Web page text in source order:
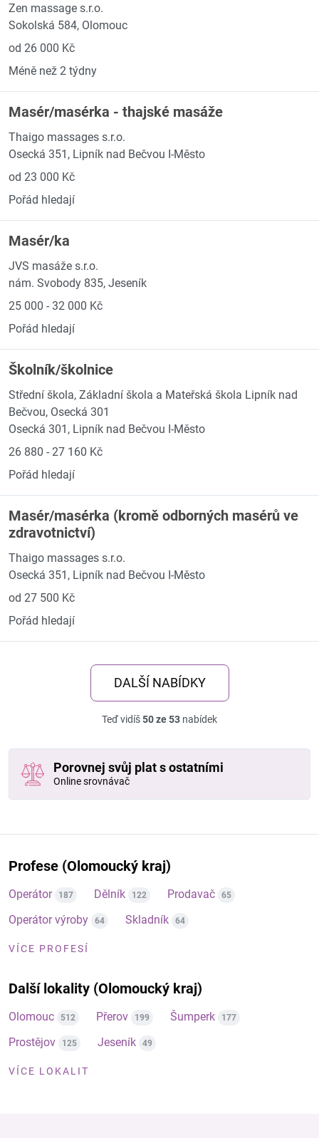
Zen massage s.r.o.
Sokolská 584, Olomouc
od 26 000 Kč
Méně než 2 týdny
Masér/masérka - thajské masáže
Thaigo massages s.r.o.
Osecká 351, Lipník nad Bečvou I-Město
od 23 000 Kč
Pořád hledají
Masér/ka
JVS masáže s.r.o.
nám. Svobody 835, Jeseník
25 000 - 32 000 Kč
Pořád hledají
Školník/školnice
Střední škola, Základní škola a Mateřská škola Lipník nad
Bečvou, Osecká 301
Osecká 301, Lipník nad Bečvou I-Město
26 880 - 27 160 Kč
Pořád hledají
Masér/masérka (kromě odborných masérů ve
zdravotnictví)
Thaigo massages s.r.o.
Osecká 351, Lipník nad Bečvou I-Město
od 27 500 Kč
Pořád hledají
DALŠÍ NABÍDKY
Teď vidíš50 ze 53 nabídek
Porovnej svůj plat s ostatními
Online srovnávač
Profese (Olomoucký kraj)
Operátor 187 Dělník 122 Prodavač 65
Operátor výroby 64 Skladník 64
VÍCE PROFESÍ
Další lokality (Olomoucký kraj)
Olomouc 512 Přerov 199 Šumperk 177
Prostějov 125 Jeseník 49
VÍCE LOKALIT